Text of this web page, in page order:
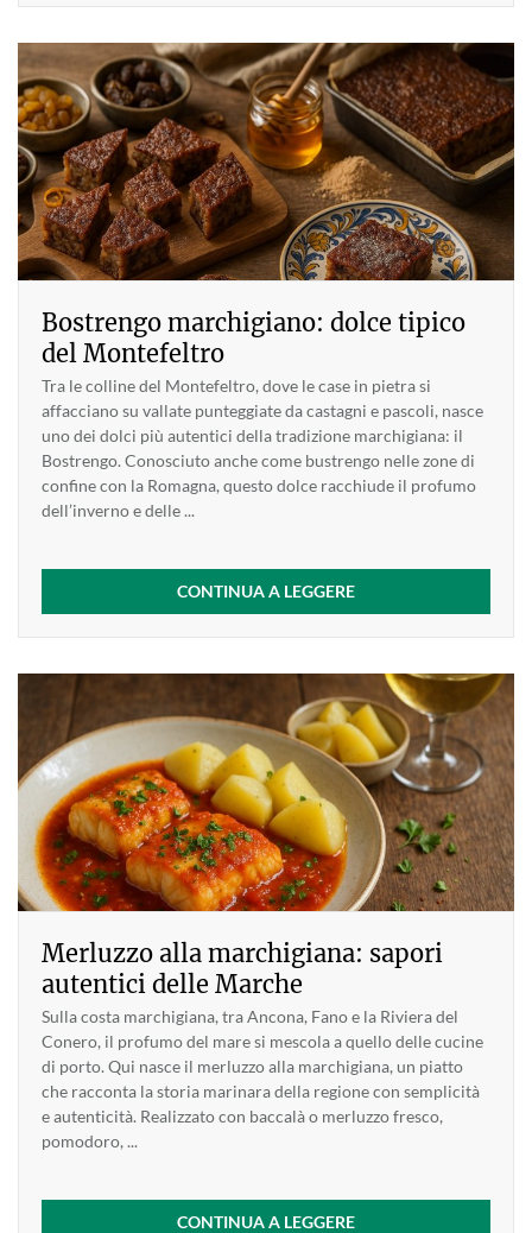
Bostrengo marchigiano: dolce tipico
del Montefeltro
Tra le colline del Montefeltro, dove le case in pietra si
affacciano su vallate punteggiate da castagni e pascoli, nasce
uno dei dolci più autentici della tradizione marchigiana: il
Bostrengo. Conosciuto anche come bustrengo nelle zone di
confine con la Romagna, questo dolce racchiude il profumo
dell’inverno e delle ...
CONTINUA A LEGGERE
Merluzzo alla marchigiana: sapori
autentici delle Marche
Sulla costa marchigiana, tra Ancona, Fano e la Riviera del
Conero, il profumo del mare si mescola a quello delle cucine
di porto. Qui nasce il merluzzo alla marchigiana, un piatto
che racconta la storia marinara della regione con semplicità
e autenticità. Realizzato con baccalà o merluzzo fresco,
pomodoro, ...
CONTINUA A LEGGERE